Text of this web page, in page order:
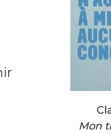
Mon